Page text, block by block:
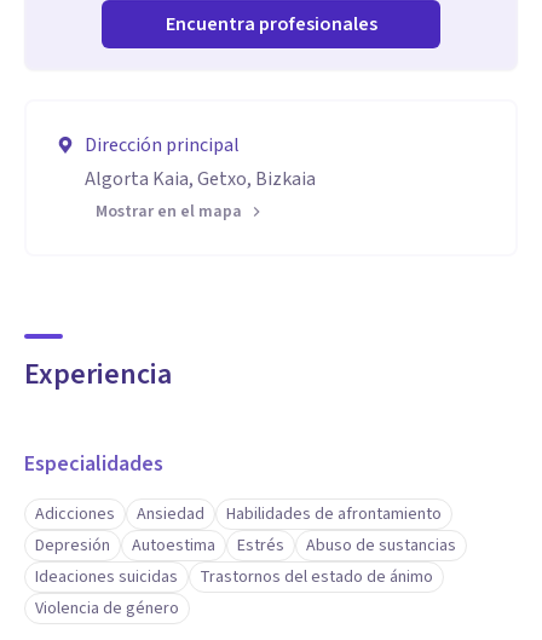
Encuentra profesionales
Dirección principal
Algorta Kaia, Getxo, Bizkaia
Mostrar en el mapa
Experiencia
Especialidades
Adicciones Ansiedad
Habilidades de afrontamiento
Depresión
Autoestima Estrés
Abuso de sustancias
Ideaciones suicidas
Trastornos del estado de ánimo
Violencia de género